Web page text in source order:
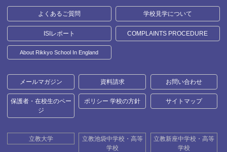
よくあるご質問 学校見学について
ISIレポート COMPLAINTS PROCEDURE
About Rikkyo School In England
メールマガジン 資料請求 お問い合わせ
保護者・在校生のペー
ジ
ポリシー 学校の方針 サイトマップ
立教大学
立教池袋中学校・高等
学校
立教新座中学校・高等
学校